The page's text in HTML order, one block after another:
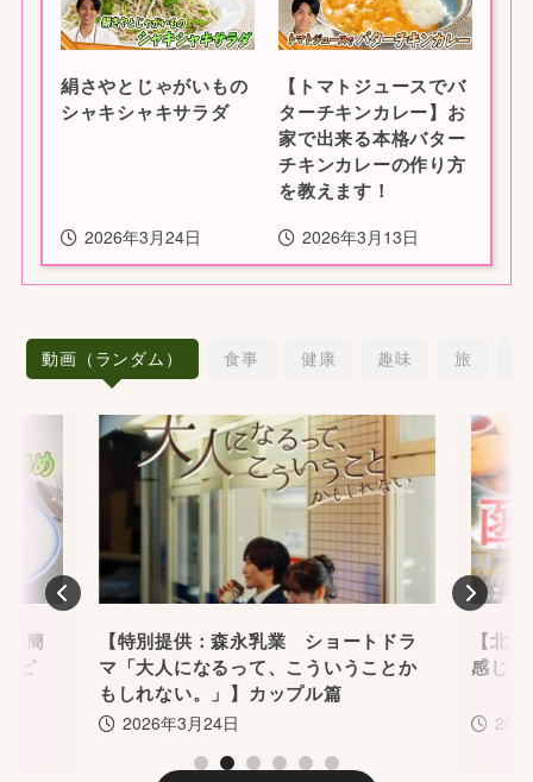
絹さやとじゃがいもの
シャキシャキサラダ
2026年3月24日
【トマトジュースでバ
ターチキンカレー】お
家で出来る本格バター
チキンカレーの作り方
を教えます！
2026年3月13日
動画（ランダム） 食事 健康 趣味 旅
Previous
超簡
ピ
【特別提供：森永乳業 ショートドラ
マ「大人になるって、こういうことか
もしれない。」】カップル篇
2026年3月24日
【北
感じる
1 2 3 4 5 6